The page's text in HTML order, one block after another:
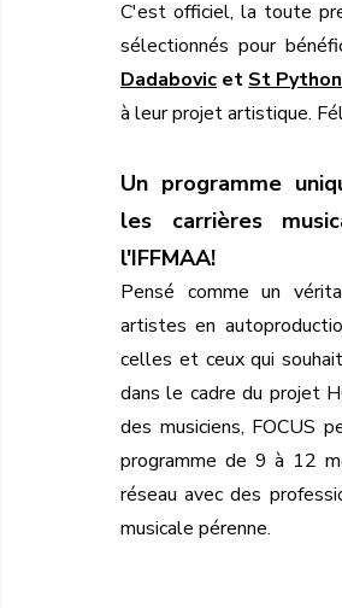
C'est officiel, la toute
sélectionnés pour
Dadabovic et St Python
à leur projet artistique.
Un programme
les carrières
l'IFFMAA!
Pensé comme un
artistes en
celles et ceux qui
dans le cadre du projet
des musiciens, FOCUS
programme de 9 à 12
réseau avec des
musicale pérenne.